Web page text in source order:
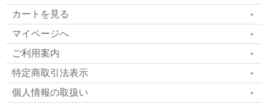
カートを見る
マイページへ
ご利用案内
特定商取引法表示
個人情報の取扱い